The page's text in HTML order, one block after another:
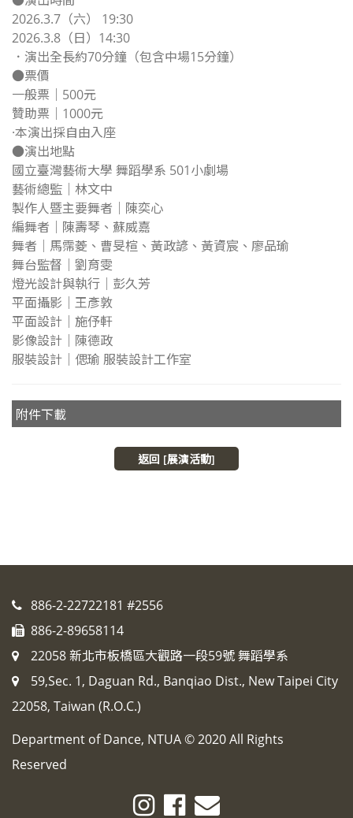
2026.3.7（六） 19:30
2026.3.8（日）14:30
．演出全長約70分鐘（包含中場15分鐘）
●票價
一般票｜500元
贊助票｜1000元
·本演出採自由入座
●演出地點
國立臺灣藝術大學 舞蹈學系 501小劇場
藝術總監｜林文中
製作人暨主要舞者｜陳奕心
編舞者｜陳壽琴、蘇威嘉
舞者｜馬霈菱、曹旻楦、黃政諺、黃資宸、廖品瑜
舞台監督｜劉育雯
燈光設計與執行｜彭久芳
平面攝影｜王彥敦
平面設計｜施伃軒
影像設計｜陳德政
服裝設計｜偲瑜 服裝設計工作室
附件下載
返回 [展演活動]
886-2-22722181 #2556
886-2-89658114
22058 新北市板橋區大觀路一段59號 舞蹈學系
59,Sec. 1, Daguan Rd., Banqiao Dist., New Taipei City
22058, Taiwan (R.O.C.)
Department of Dance, NTUA © 2020 All Rights
Reserved